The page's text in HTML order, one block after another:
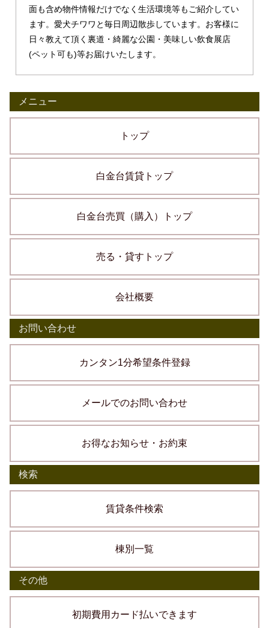
面も含め物件情報だけでなく生活環境等もご紹介してい
ます。愛犬チワワと毎日周辺散歩しています。お客様に
日々教えて頂く裏道・綺麗な公園・美味しい飲食展店
(ペット可も)等お届けいたします。
メニュー
トップ
白金台賃貸トップ
白金台売買（購入）トップ
売る・貸すトップ
会社概要
お問い合わせ
カンタン1分希望条件登録
メールでのお問い合わせ
お得なお知らせ・お約束
検索
賃貸条件検索
棟別一覧
その他
初期費用カード払いできます